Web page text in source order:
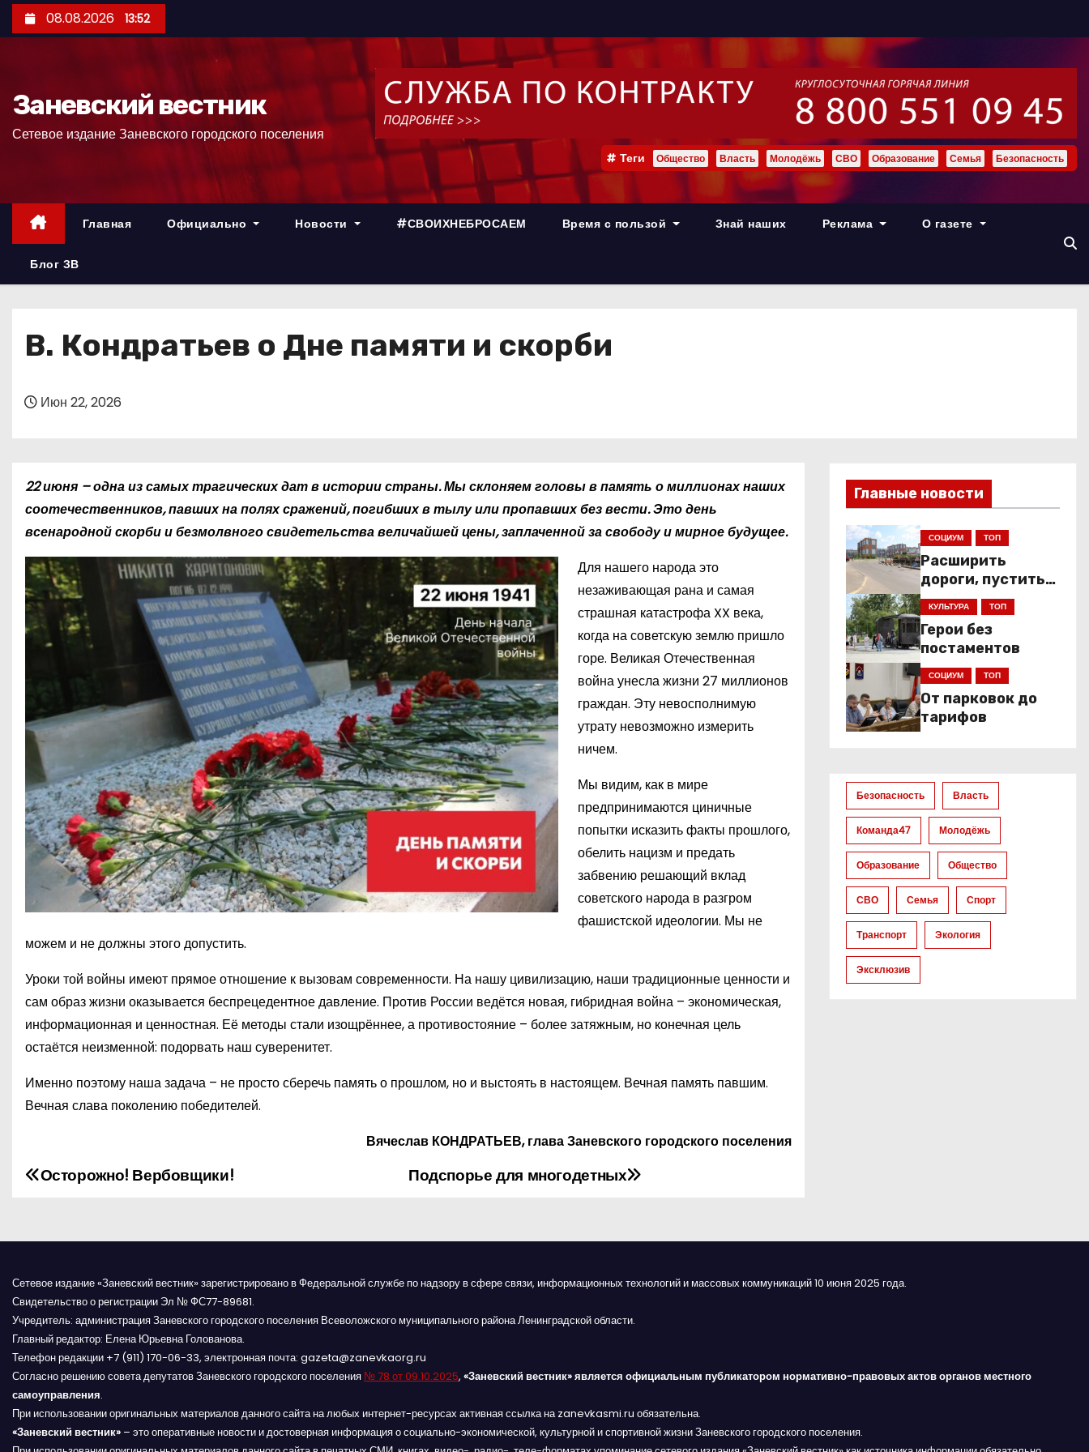
е
р
08.08.2026 13:52
Заневский вестник
Сетевое издание Заневского городского поселения
Теги Общество Власть Молодёжь СВО Образование Семья Безопасность
Главная Официально Новости #СВОИХНЕБРОСАЕМ Время с пользой Знай наших Реклама О газете
Блог ЗВ
В. Кондратьев о Дне памяти и скорби
Июн 22, 2026
22 июня – одна из самых трагических дат в истории страны. Мы склоняем головы в память о миллионах наших
соотечественников, павших на полях сражений, погибших в тылу или пропавших без вести. Это день
всенародной скорби и безмолвного свидетельства величайшей цены, заплаченной за свободу и мирное будущее.
Для нашего народа это
незаживающая рана и самая
страшная катастрофа XX века,
когда на советскую землю пришло
горе. Великая Отечественная
война унесла жизни 27 миллионов
граждан. Эту невосполнимую
утрату невозможно измерить
ничем.
Мы видим, как в мире
предпринимаются циничные
попытки исказить факты прошлого,
обелить нацизм и предать
забвению решающий вклад
советского народа в разгром
фашистской идеологии. Мы не
можем и не должны этого допустить.
Уроки той войны имеют прямое отношение к вызовам современности. На нашу цивилизацию, наши традиционные ценности и
сам образ жизни оказывается беспрецедентное давление. Против России ведётся новая, гибридная война – экономическая,
информационная и ценностная. Её методы стали изощрённее, а противостояние – более затяжным, но конечная цель
остаётся неизменной: подорвать наш суверенитет.
Именно поэтому наша задача – не просто сберечь память о прошлом, но и выстоять в настоящем. Вечная память павшим.
Вечная слава поколению победителей.
Вячеслав КОНДРАТЬЕВ, глава Заневского городского поселения
Н
в
и
г
а
ц
и
Подспорье для многодетных
Осторожно! Вербовщики!
Главные новости
СОЦИУМ ТОП
Расширить
дороги, пустить
низкопольники
КУЛЬТУРА ТОП
Герои без
постаментов
СОЦИУМ ТОП
От парковок до
тарифов
Безопасность Власть
Команда47 Молодёжь
Образование Общество
СВО Семья Спорт
Транспорт Экология
Эксклюзив
Сетевое издание «Заневский вестник» зарегистрировано в Федеральной службе по надзору в сфере связи, информационных технологий и массовых коммуникаций 10 июня 2025 года.
Свидетельство о регистрации Эл № ФС77-89681.
Учредитель: администрация Заневского городского поселения Всеволожского муниципального района Ленинградской области.
Главный редактор: Елена Юрьевна Голованова.
Телефон редакции +7 (911) 170-06-33, электронная почта: gazeta@zanevkaorg.ru
Согласно решению совета депутатов Заневского городского поселения № 78 от 09.10.2025, «Заневский вестник» является официальным публикатором нормативно-правовых актов органов местного
самоуправления.
При использовании оригинальных материалов данного сайта на любых интернет-ресурсах активная ссылка на zanevkasmi.ru обязательна.
«Заневский вестник» – это оперативные новости и достоверная информация о социально-экономической, культурной и спортивной жизни Заневского городского поселения.